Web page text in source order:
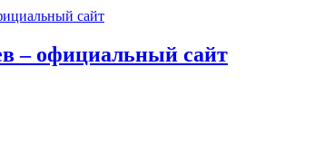
– официальный сайт